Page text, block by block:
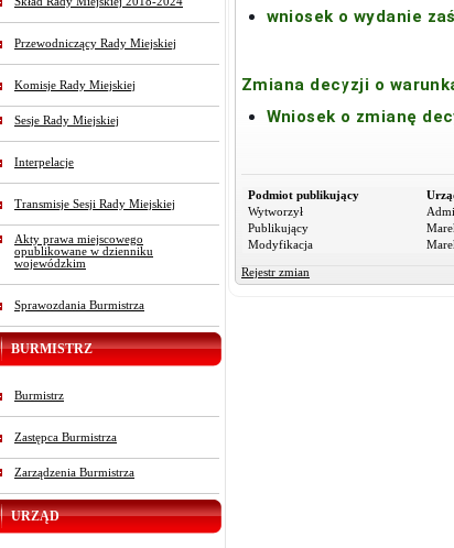
Przewodniczący Rady Miejskiej
Komisje Rady Miejskiej
Sesje Rady Miejskiej
Interpelacje
Transmisje Sesji Rady Miejskiej
Akty prawa miejscowego
opublikowane w dzienniku
wojewódzkim
Sprawozdania Burmistrza
BURMISTRZ
Burmistrz
Zastępca Burmistrza
Zarządzenia Burmistrza
URZĄD
wniosek o wydanie
Zmiana decyzji o
Wniosek o zmianę
Podmiot publikujący
Wytworzył
Publikujący
Modyfikacja
Rejestr zmian